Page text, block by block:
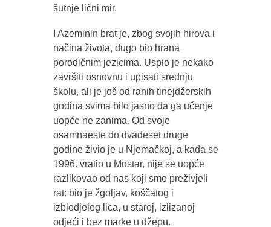
šutnje lični mir.
I Azeminin brat je, zbog svojih hirova i
načina života, dugo bio hrana
porodičnim jezicima. Uspio je nekako
završiti osnovnu i upisati srednju
školu, ali je još od ranih tinejdžerskih
godina svima bilo jasno da ga učenje
uopće ne zanima. Od svoje
osamnaeste do dvadeset druge
godine živio je u Njemačkoj, a kada se
1996. vratio u Mostar, nije se uopće
razlikovao od nas koji smo preživjeli
rat: bio je žgoljav, koščatog i
izbledjelog lica, u staroj, izlizanoj
odjeći i bez marke u džepu.